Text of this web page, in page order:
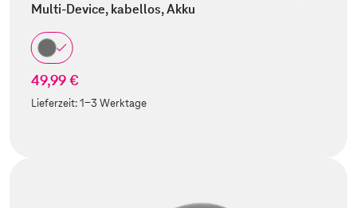
Multi-Device, kabellos, Akku
49,99 €
Lieferzeit:1-3 Werktage